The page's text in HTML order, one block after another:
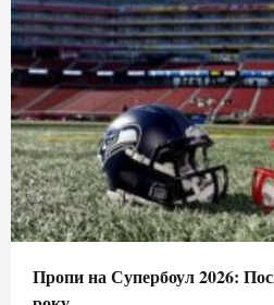
Пропи на Супербоул 2026: